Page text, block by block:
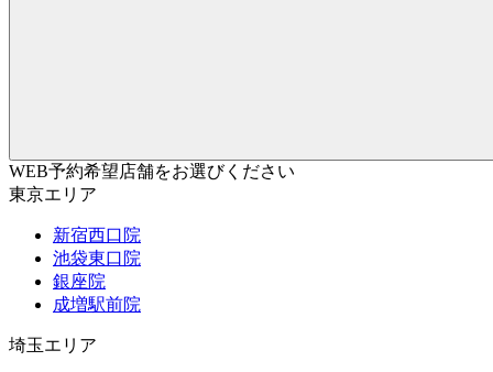
WEB予約希望店舗をお選びください
東京エリア
新宿西口院
池袋東口院
銀座院
成増駅前院
埼玉エリア